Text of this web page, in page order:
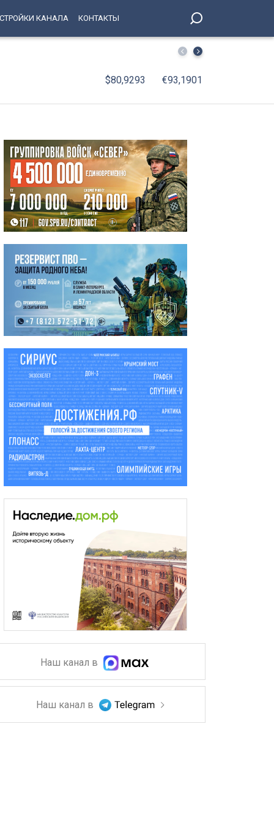
КАНАЛА КОНТАКТЫ
СКА подписал пробный контракт с Игорем Ларионовым
$80,9293 €93,1901
Наш канал в
Наш канал в